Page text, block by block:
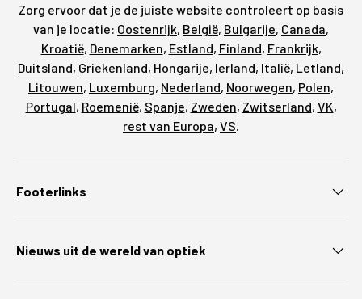
Zorg ervoor dat je de juiste website controleert op basis
van je locatie: Oostenrijk, België, Bulgarije, Canada,
Kroatië, Denemarken, Estland, Finland, Frankrijk,
Duitsland, Griekenland, Hongarije, Ierland, Italië, Letland,
Litouwen, Luxemburg, Nederland, Noorwegen, Polen,
Portugal, Roemenië, Spanje, Zweden, Zwitserland, VK,
rest van Europa, VS
Footerlinks
Nieuws uit de wereld van optiek